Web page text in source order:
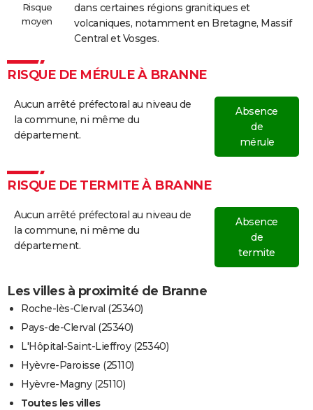
Risque
moyen
dans certaines régions granitiques et
volcaniques, notamment en Bretagne, Massif
Central et Vosges.
RISQUE DE MÉRULE À BRANNE
Aucun arrêté préfectoral au niveau de
la commune, ni même du
département.
Absence
de
mérule
RISQUE DE TERMITE À BRANNE
Aucun arrêté préfectoral au niveau de
la commune, ni même du
département.
Absence
de
termite
Les villes à proximité de Branne
Roche-lès-Clerval (25340)
Pays-de-Clerval (25340)
L'Hôpital-Saint-Lieffroy (25340)
Hyèvre-Paroisse (25110)
Hyèvre-Magny (25110)
Toutes les villes